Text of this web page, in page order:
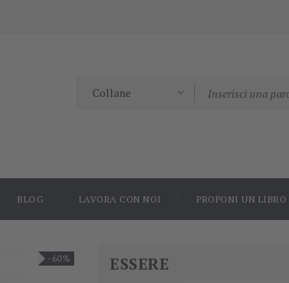
BLOG LAVORA CON NOI PROPONI UN LIBRO
-60% ESSERE